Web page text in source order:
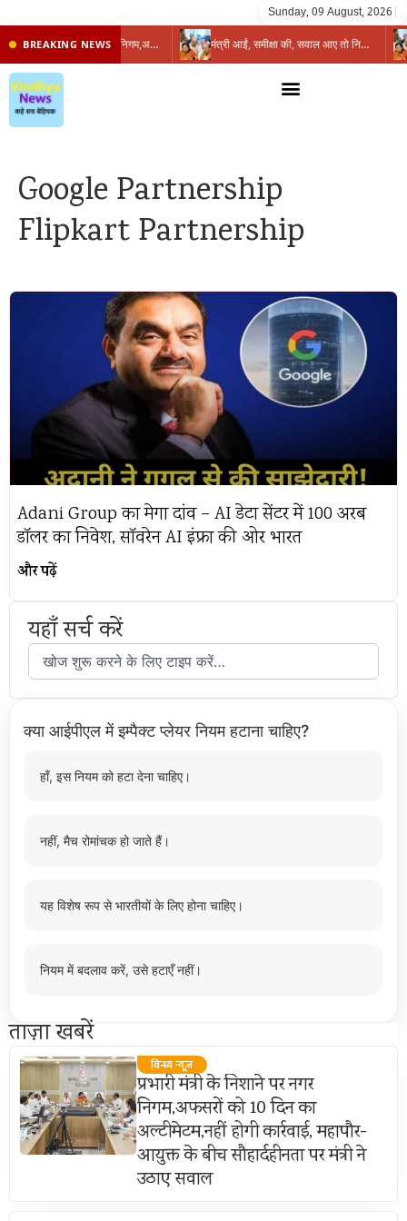
Sunday, 09 August, 2026
BREAKING NEWS प्रभारी मंत्री के निशाने पर नगर निगम,अफसरों को 10 दिन का अल्टीमेटम,नहीं होगी कार्रवाई, महापौर-आयुक्त के बीच सौहार्दहीनता पर मंत्री ने उठाए सवाल मंत्री आईं, समीक्षा की, सवाल आए तो निकल गईं – खाली जयंत चौंकीं पर नहीं दिया जवाब
Google Partnership
Flipkart Partnership
Adani Group का मेगा दांव – AI डेटा सेंटर में 100 अरब
डॉलर का निवेश, सॉवरेन AI इंफ्रा की ओर भारत
और पढ़ें
यहाँ सर्च करें
क्या आईपीएल में इम्पैक्ट प्लेयर नियम हटाना चाहिए?
हाँ, इस नियम को हटा देना चाहिए।
नहीं, मैच रोमांचक हो जाते हैं।
यह विशेष रूप से भारतीयों के लिए होना चाहिए।
नियम में बदलाव करें, उसे हटाएँ नहीं।
ताज़ा खबरें
विन्ध्य न्यूज़
प्रभारी मंत्री के निशाने पर नगर
निगम,अफसरों को 10 दिन का
अल्टीमेटम,नहीं होगी कार्रवाई, महापौर-
आयुक्त के बीच सौहार्दहीनता पर मंत्री ने
उठाए सवाल